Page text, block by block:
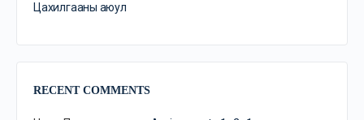
Цахилгааны аюул
RECENT COMMENTS